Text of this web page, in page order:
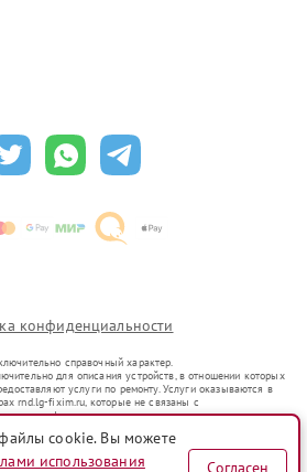
конфиденциальности
справочный характер.
для описания устройств, в отношении которых
услуги по ремонту. Услуги оказываются в
rnd.lg-fixim.ru, которые не связаны с
или их официальными представителями.
уже введенных в гражданский оборот в соответствии
цели индивидуализации услуг или введения
для информирования о предоставляемых услугах по
файлы cookie. Вы можете
использования Согласен